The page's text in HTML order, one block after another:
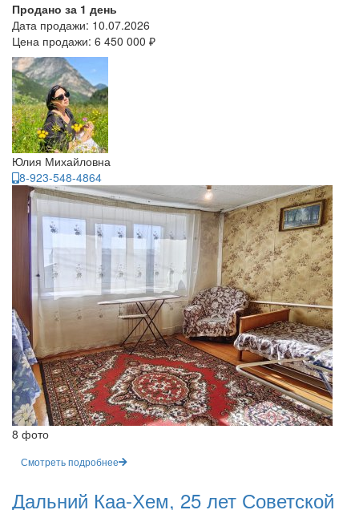
Продано за 1 день
Дата продажи: 10.07.2026
Цена продажи: 6 450 000 ₽
Юлия Михайловна
8-923-548-4864
8 фото
Смотреть подробнее
Дальний Каа-Хем, 25 лет Советской